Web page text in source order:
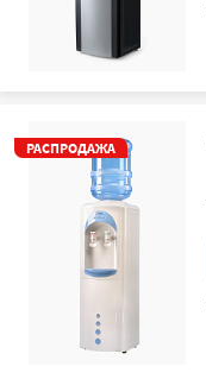
РАСПРОДАЖА